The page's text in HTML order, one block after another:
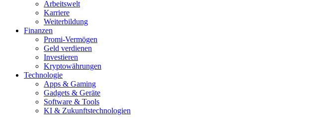
Arbeitswelt
Karriere
Weiterbildung
Finanzen
Promi-Vermögen
Geld verdienen
Investieren
Kryptowährungen
Technologie
Apps & Gaming
Gadgets & Geräte
Software & Tools
KI & Zukunftstechnologien